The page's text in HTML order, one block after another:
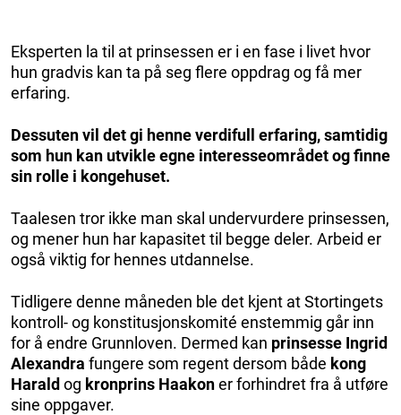
Eksperten la til at prinsessen er i en fase i livet hvor
hun gradvis kan ta på seg flere oppdrag og få mer
erfaring.
Dessuten vil det gi henne verdifull erfaring, samtidig
som hun kan utvikle egne interesseområdet og finne
sin rolle i kongehuset.
Taalesen tror ikke man skal undervurdere prinsessen,
og mener hun har kapasitet til begge deler. Arbeid er
også viktig for hennes utdannelse.
Tidligere denne måneden ble det kjent at Stortingets
kontroll- og konstitusjonskomité enstemmig går inn
for å endre Grunnloven. Dermed kan prinsesse Ingrid
Alexandra fungere som regent dersom både kong
Harald og kronprins Haakoner forhindret fra å utføre
sine oppgaver.